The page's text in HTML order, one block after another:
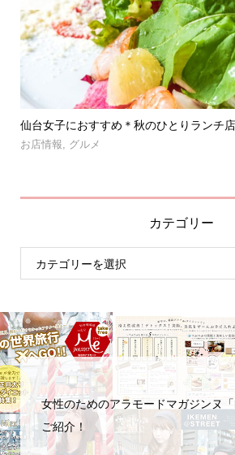
仙台女子におすすめ＊秋のひとりランチ
お店情報, グルメ
カテゴリー
女性のためのアラモードマガジンヌ
ご紹介！